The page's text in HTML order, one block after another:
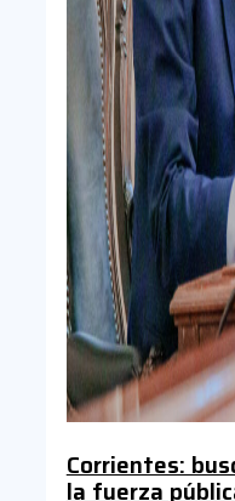
Corrientes:
la fuerza